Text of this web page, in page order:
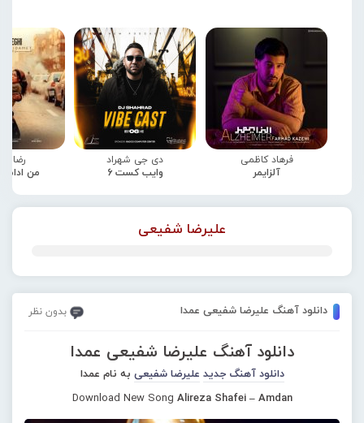
فرهاد کاظمی
آلزایمر
دی جی شهراد
وایب کست 6
رضا
من
علیرضا شفیعی
دانلود آهنگ علیرضا شفیعی عمدا بدون نظر
دانلود آهنگ علیرضا شفیعی عمدا
دانلود آهنگ جدید علیرضا شفیعی به نام عمدا
Download New Song Alireza Shafei – Amdan